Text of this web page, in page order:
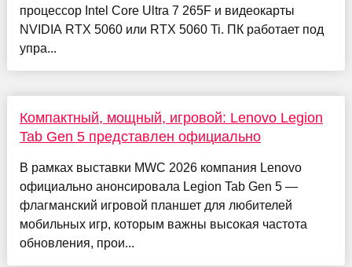
процессор Intel Core Ultra 7 265F и видеокарты
NVIDIA RTX 5060 или RTX 5060 Ti. ПК работает под
упра...
Компактный, мощный, игровой: Lenovo Legion
Tab Gen 5 представлен официально
В рамках выставки MWC 2026 компания Lenovo
официально анонсировала Legion Tab Gen 5 —
флагманский игровой планшет для любителей
мобильных игр, которым важны высокая частота
обновления, прои...